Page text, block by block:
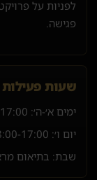
לפניות על
פגישה.
שעות פעילות
ימים א׳-ה׳:
יום ו׳: 17:00
שבת: בתיאום